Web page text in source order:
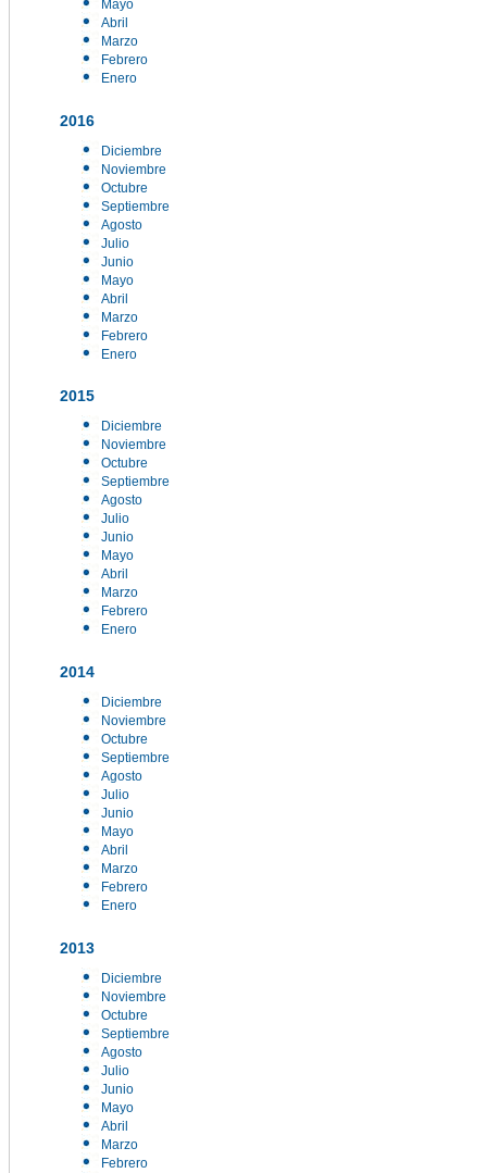
Mayo
Abril
Marzo
Febrero
Enero
2016
Diciembre
Noviembre
Octubre
Septiembre
Agosto
Julio
Junio
Mayo
Abril
Marzo
Febrero
Enero
2015
Diciembre
Noviembre
Octubre
Septiembre
Agosto
Julio
Junio
Mayo
Abril
Marzo
Febrero
Enero
2014
Diciembre
Noviembre
Octubre
Septiembre
Agosto
Julio
Junio
Mayo
Abril
Marzo
Febrero
Enero
2013
Diciembre
Noviembre
Octubre
Septiembre
Agosto
Julio
Junio
Mayo
Abril
Marzo
Febrero